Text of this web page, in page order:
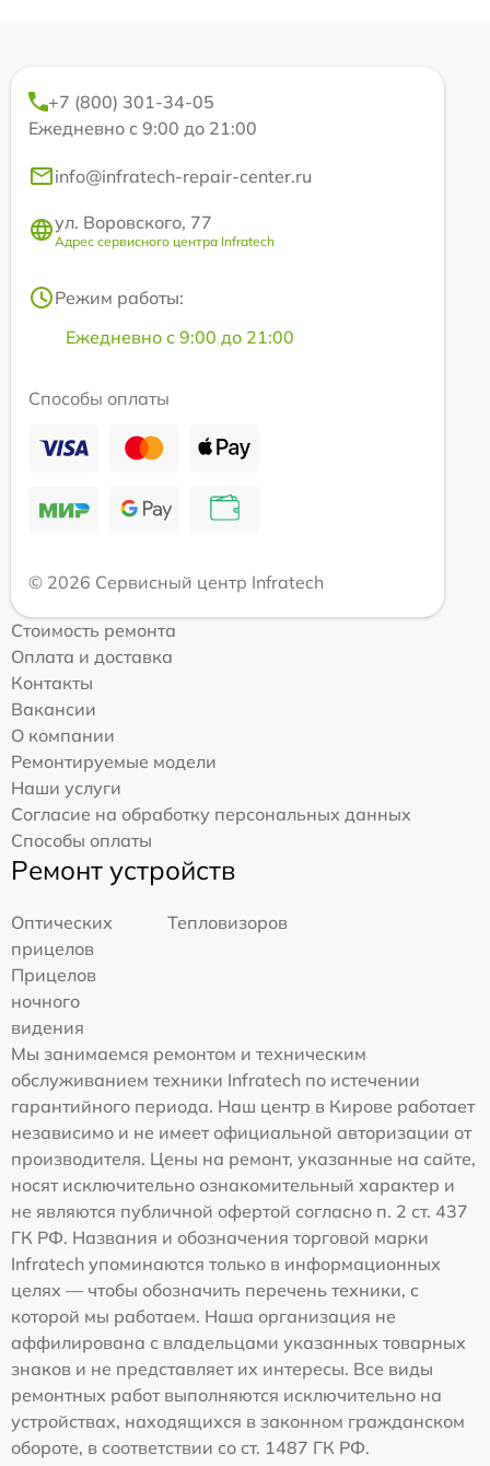
+7 (800) 301-34-05
Ежедневно с 9:00 до 21:00
info@infratech-repair-center.ru
ул. Воровского, 77
Адрес сервисного центра Infratech
Режим работы:
Ежедневно с 9:00 до 21:00
Способы оплаты
© 2026 Сервисный центр Infratech
Стоимость ремонта
Оплата и доставка
Контакты
Вакансии
О компании
Ремонтируемые модели
Наши услуги
Согласие на обработку персональных данных
Способы оплаты
Ремонт устройств
Оптических
прицелов
Тепловизоров
Прицелов
ночного
видения
Мы занимаемся ремонтом и техническим
обслуживанием техники Infratech по истечении
гарантийного периода. Наш центр в Кирове работает
независимо и не имеет официальной авторизации от
производителя. Цены на ремонт, указанные на сайте,
носят исключительно ознакомительный характер и
не являются публичной офертой согласно п. 2 ст. 437
ГК РФ. Названия и обозначения торговой марки
Infratech упоминаются только в информационных
целях — чтобы обозначить перечень техники, с
которой мы работаем. Наша организация не
аффилирована с владельцами указанных товарных
знаков и не представляет их интересы. Все виды
ремонтных работ выполняются исключительно на
устройствах, находящихся в законном гражданском
обороте, в соответствии со ст. 1487 ГК РФ.